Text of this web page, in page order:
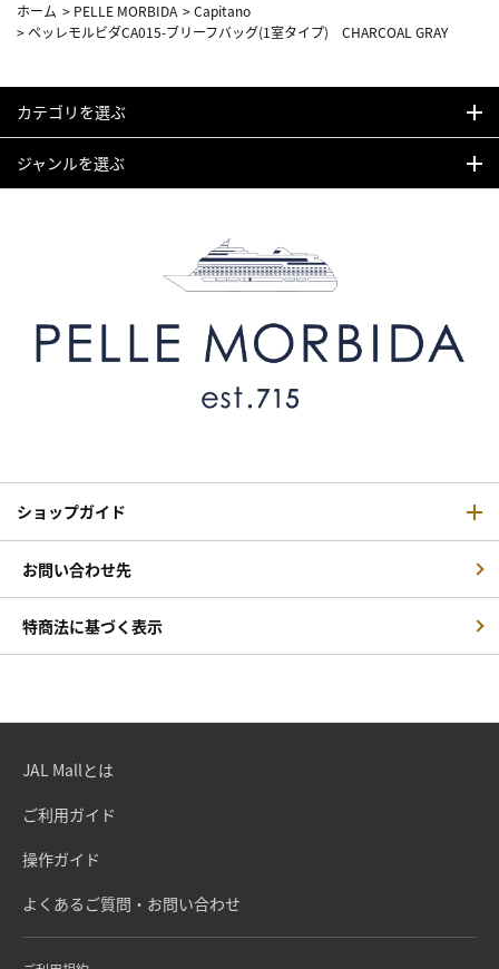
ホーム > PELLE MORBIDA >Capitano
>ペッレモルビダCA015-ブリーフバッグ(1室タイプ) CHARCOAL GRAY
カテゴリを選ぶ
ジャンルを選ぶ
ショップガイド
お問い合わせ先
特商法に基づく表示
JAL Mallとは
ご利用ガイド
操作ガイド
よくあるご質問・お問い合わせ